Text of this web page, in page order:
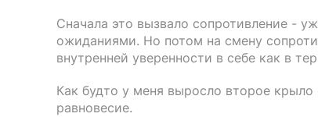
Сначала это вызвало сопротивление -
ожиданиями. Но потом на смену
внутренней уверенности в себе как в
Как будто у меня выросло второе
равновесие.